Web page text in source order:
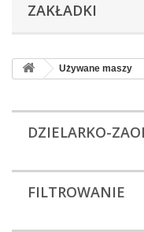
ZAKŁADKI
Używane maszy
DZIELARKO-
FILTROWANIE